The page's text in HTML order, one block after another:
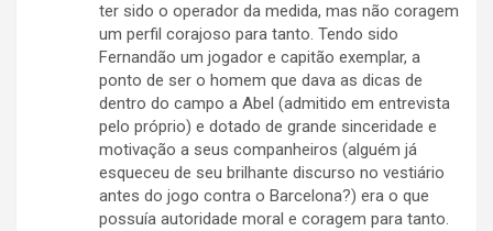
ter sido o operador da medida, mas não coragem
um perfil corajoso para tanto. Tendo sido
Fernandão um jogador e capitão exemplar, a
ponto de ser o homem que dava as dicas de
dentro do campo a Abel (admitido em entrevista
pelo próprio) e dotado de grande sinceridade e
motivação a seus companheiros (alguém já
esqueceu de seu brilhante discurso no vestiário
antes do jogo contra o Barcelona?) era o que
possuía autoridade moral e coragem para tanto.